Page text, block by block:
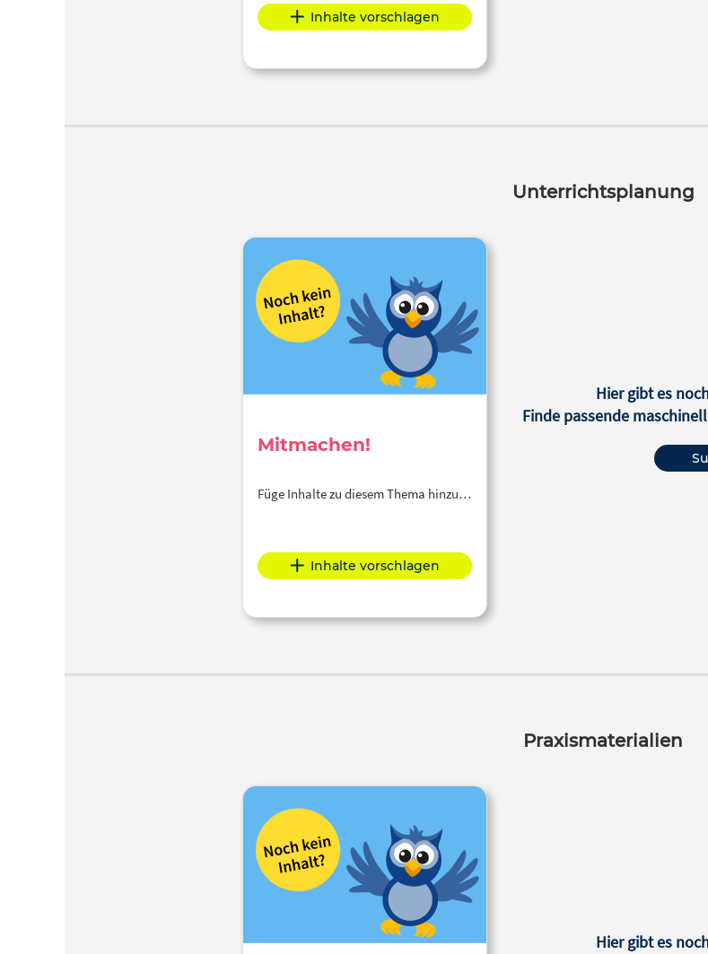
Inhalte vorschlagen
Unterrichtsplanung
Mitmachen!
Füge Inhalte zu diesem Thema hinzu…
Inhalte vorschlagen
Hier gibt es
Finde passende
Praxismaterialien
Hier gibt es